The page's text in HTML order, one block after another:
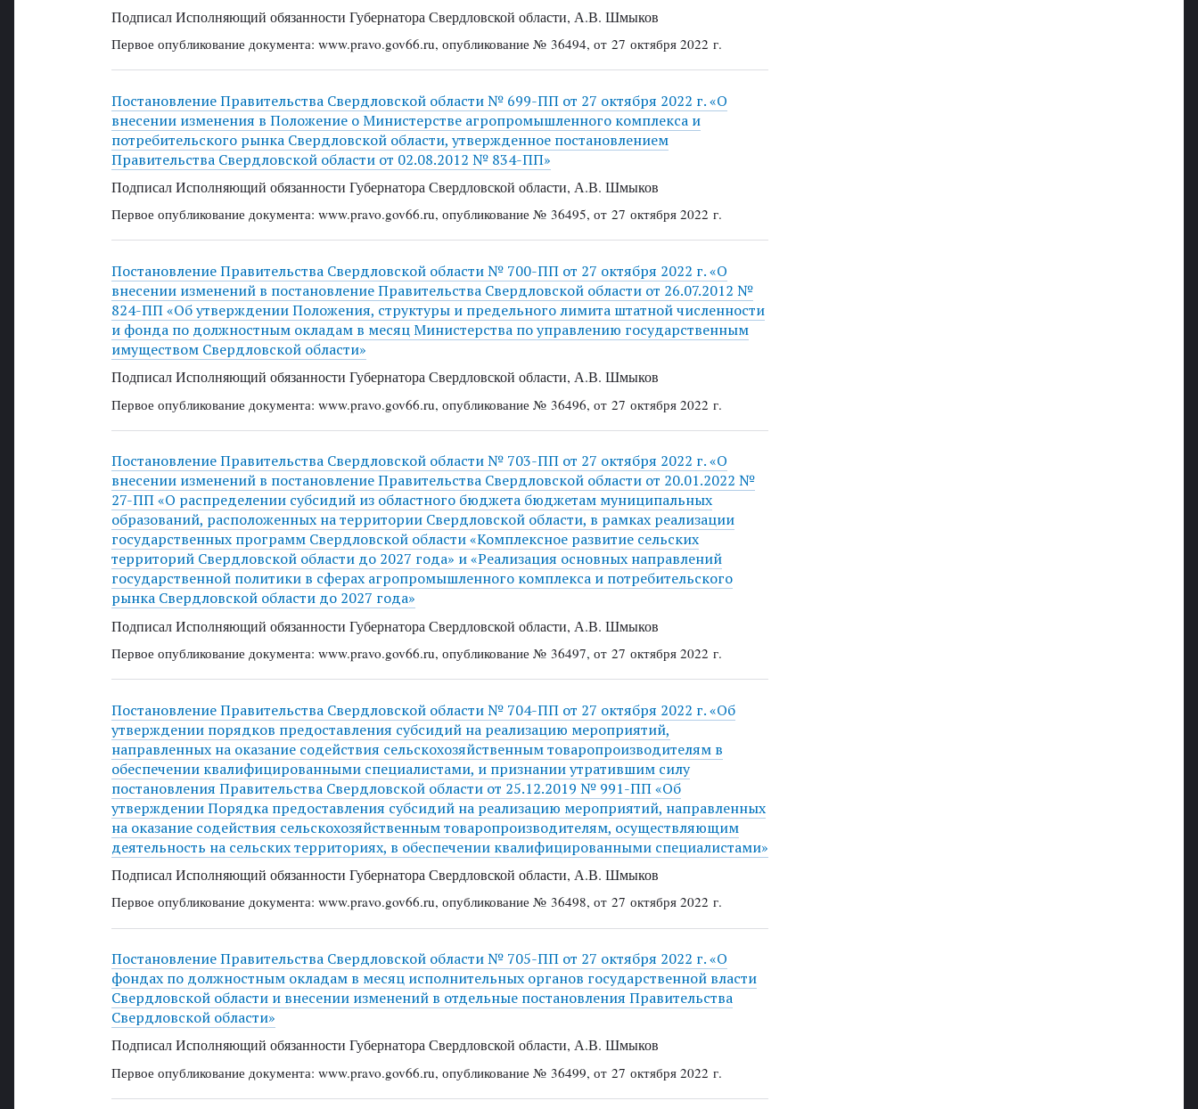
Подписал Исполняющий обязанности Губернатора Свердловской области, А.В. Шмыков
Первое опубликование документа: www.pravo.gov66.ru, опубликование № 36494, от 27 октября 2022 г.
Постановление Правительства Свердловской области № 699-ПП от 27 октября 2022 г. «О
внесении изменения в Положение о Министерстве агропромышленного комплекса и
потребительского рынка Свердловской области, утвержденное постановлением
Правительства Свердловской области от 02.08.2012 № 834-ПП»
Подписал Исполняющий обязанности Губернатора Свердловской области, А.В. Шмыков
Первое опубликование документа: www.pravo.gov66.ru, опубликование № 36495, от 27 октября 2022 г.
Постановление Правительства Свердловской области № 700-ПП от 27 октября 2022 г. «О
внесении изменений в постановление Правительства Свердловской области от 26.07.2012 №
824-ПП «Об утверждении Положения, структуры и предельного лимита штатной численности
и фонда по должностным окладам в месяц Министерства по управлению государственным
имуществом Свердловской области»
Подписал Исполняющий обязанности Губернатора Свердловской области, А.В. Шмыков
Первое опубликование документа: www.pravo.gov66.ru, опубликование № 36496, от 27 октября 2022 г.
Постановление Правительства Свердловской области № 703-ПП от 27 октября 2022 г. «О
внесении изменений в постановление Правительства Свердловской области от 20.01.2022 №
27-ПП «О распределении субсидий из областного бюджета бюджетам муниципальных
образований, расположенных на территории Свердловской области, в рамках реализации
государственных программ Свердловской области «Комплексное развитие сельских
территорий Свердловской области до 2027 года» и «Реализация основных направлений
государственной политики в сферах агропромышленного комплекса и потребительского
рынка Свердловской области до 2027 года»
Подписал Исполняющий обязанности Губернатора Свердловской области, А.В. Шмыков
Первое опубликование документа: www.pravo.gov66.ru, опубликование № 36497, от 27 октября 2022 г.
Постановление Правительства Свердловской области № 704-ПП от 27 октября 2022 г. «Об
утверждении порядков предоставления субсидий на реализацию мероприятий,
направленных на оказание содействия сельскохозяйственным товаропроизводителям в
обеспечении квалифицированными специалистами, и признании утратившим силу
постановления Правительства Свердловской области от 25.12.2019 № 991-ПП «Об
утверждении Порядка предоставления субсидий на реализацию мероприятий, направленных
на оказание содействия сельскохозяйственным товаропроизводителям, осуществляющим
деятельность на сельских территориях, в обеспечении квалифицированными специалистами»
Подписал Исполняющий обязанности Губернатора Свердловской области, А.В. Шмыков
Первое опубликование документа: www.pravo.gov66.ru, опубликование № 36498, от 27 октября 2022 г.
Постановление Правительства Свердловской области № 705-ПП от 27 октября 2022 г. «О
фондах по должностным окладам в месяц исполнительных органов государственной власти
Свердловской области и внесении изменений в отдельные постановления Правительства
Свердловской области»
Подписал Исполняющий обязанности Губернатора Свердловской области, А.В. Шмыков
Первое опубликование документа: www.pravo.gov66.ru, опубликование № 36499, от 27 октября 2022 г.